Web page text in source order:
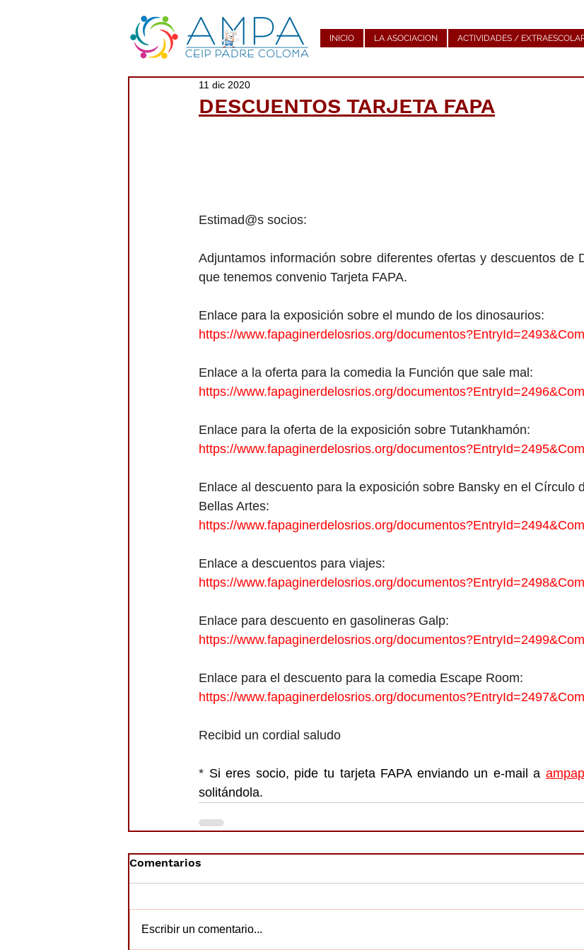
INICIO LA ASOCIACION ACTIVIDADES /
DESCUENTOS TARJETA FAPA
11 dic 2020
Estimad@s socios:
Adjuntamos información sobre diferentes ofertas y descuentos de
que tenemos convenio Tarjeta FAPA.
Enlace para la exposición sobre el mundo de los dinosaurios:
https://www.fapaginerdelosrios.org/
Enlace a la oferta para la comedia la Función que sale mal:
https://www.fapaginerdelosrios.org/
Enlace para la oferta de la exposición sobre Tutankhamón:
https://www.fapaginerdelosrios.org/
Enlace al descuento para la exposición sobre Bansky en el Círculo
Bellas Artes:
https://www.fapaginerdelosrios.org/
Enlace a descuentos para viajes:
https://www.fapaginerdelosrios.org/
Enlace para descuento en gasolineras Galp:
https://www.fapaginerdelosrios.org/
Enlace para el descuento para la comedia Escape Room:
https://www.fapaginerdelosrios.org/
Recibid un cordial saludo
* Si eres socio, pide tu tarjeta FAPA enviando un e-mail a
solitándola.
Comentarios
Escribir un comentario...